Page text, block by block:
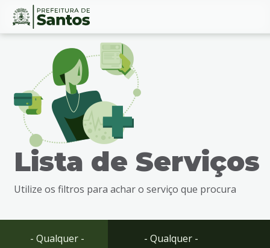
Ir
busca
Ir
Conteúdo
Lista de Serviços
Utilize os filtros para achar o serviço que procura
- Qualquer - - Qualquer -